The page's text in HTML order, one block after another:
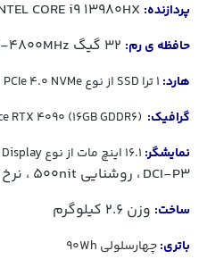
پردازنده:
حافظه ی رم:
هارد:
گرافیک: (16GB GDDR6) Nvidia GeForce RTX 4090 - کلید MUX و توان 175 وات
نمایشگر: 16.1 اینچ مات از نوع ASUS NEBULA Display با رزولوشن 2.5K، پوشش رنگ
DCI-P3 ، روشنایی 500nit ، نرخ نوسازی 240Hz، نرخ نوسازی تصویر 3ms
ساخت: وزن 2.6 کیلوگرم
باتری:چهارسلولی 90Wh